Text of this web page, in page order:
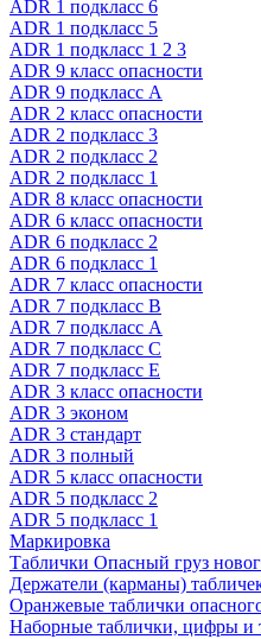
ADR 1 подкласс 6
ADR 1 подкласс 5
ADR 1 подкласс 1 2 3
ADR 9 класс опасности
ADR 9 подкласс A
ADR 2 класс опасности
ADR 2 подкласс 3
ADR 2 подкласс 2
ADR 2 подкласс 1
ADR 8 класс опасности
ADR 6 класс опасности
ADR 6 подкласс 2
ADR 6 подкласс 1
ADR 7 класс опасности
ADR 7 подкласс B
ADR 7 подкласс A
ADR 7 подкласс C
ADR 7 подкласс E
ADR 3 класс опасности
ADR 3 эконом
ADR 3 стандарт
ADR 3 полный
ADR 5 класс опасности
ADR 5 подкласс 2
ADR 5 подкласс 1
Маркировка
Таблички Опасный груз
Держатели (карманы)
Оранжевые таблички
Наборные таблички, цифры и